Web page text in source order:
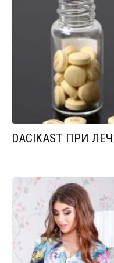
DACIKAST ПРИ